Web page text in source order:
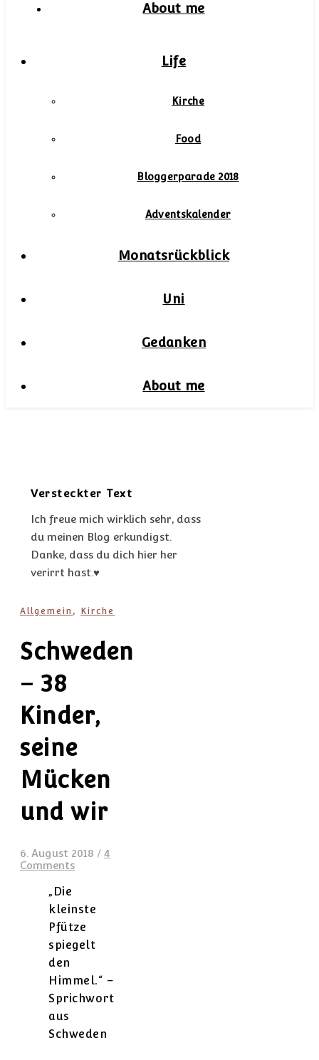
About me
Life
Kirche
Food
Bloggerparade 2018
Adventskalender
Monatsrückblick
Uni
Gedanken
About me
Versteckter Text
Ich freue mich wirklich sehr, dass
du meinen Blog erkundigst.
Danke, dass du dich hier her
verirrt hast.♥
Allgemein , Kirche
Schweden
– 38
Kinder,
seine
Mücken
und wir
6. August 2018 / 4
Comments
„Die
kleinste
Pfütze
spiegelt
den
Himmel.“ –
Sprichwort
aus
Schweden